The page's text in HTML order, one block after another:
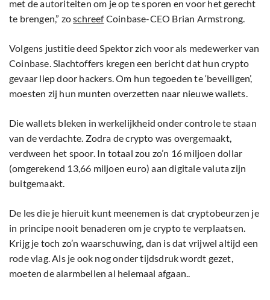
met de autoriteiten om je op te sporen en voor het gerecht
te brengen,” zoschreefCoinbase-CEO Brian Armstrong.
Volgens justitie deed Spektor zich voor als medewerker van
Coinbase. Slachtoffers kregen een bericht dat hun crypto
gevaar liep door hackers. Om hun tegoeden te ‘beveiligen’,
moesten zij hun munten overzetten naar nieuwe wallets.
Die wallets bleken in werkelijkheid onder controle te staan
van de verdachte. Zodra de crypto was overgemaakt,
verdween het spoor. In totaal zou zo’n 16 miljoen dollar
(omgerekend 13,66 miljoen euro) aan digitale valuta zijn
buitgemaakt.
De les die je hieruit kunt meenemen is dat cryptobeurzen je
in principe nooit benaderen om je crypto te verplaatsen.
Krijg je toch zo’n waarschuwing, dan is dat vrijwel altijd een
rode vlag. Als je ook nog onder tijdsdruk wordt gezet,
moeten de alarmbellen al helemaal afgaan..